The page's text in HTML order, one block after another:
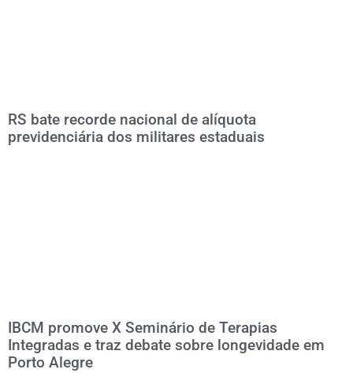
RS bate recorde nacional de alíquota
previdenciária dos militares estaduais
IBCM promove X Seminário de Terapias
Integradas e traz debate sobre longevidade em
Porto Alegre